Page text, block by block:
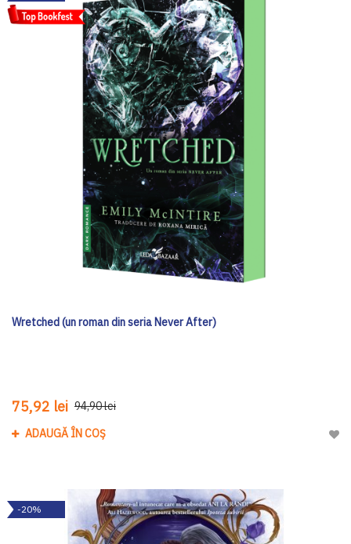
Wretched (un roman din seria Never After)
75,92 lei 94,90 lei
ADAUGĂ ÎN COȘ
-20%